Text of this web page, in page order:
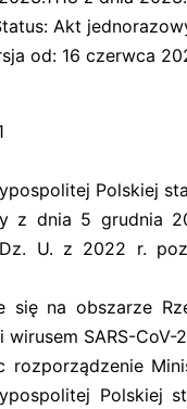
Akt
od: 16 czerwca
Polskiej
dnia 5 grudnia
U. z 2022 r.
na obszarze
SARS-CoV-
Polskiej